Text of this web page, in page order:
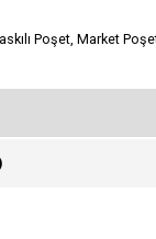
Poşet Market